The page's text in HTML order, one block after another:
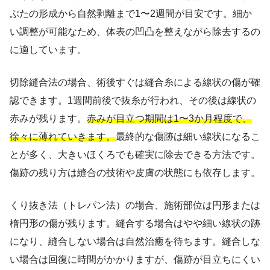
ぶたの形成から自然剥離まで1〜2週間が目安です。細か
い調整が可能なため、体表の凹凸を整えながら除去するの
に適しています。
切除縫合法の場合、術後すぐは縫合糸による線状の傷が確
認できます。1週間前後で抜糸が行われ、その後は線状の
赤みが残ります。 赤みが目立つ期間は1〜3か月程度で、
徐々に薄れていきます。最終的な傷跡は細い線状になるこ
とが多く、大きいほくろでも確実に除去できる方法です。
傷跡の残り方は縫合の技術や皮膚の状態にも依存します。
くり抜き法（トレパン法）の場合、施術部位は円形または
楕円形の傷が残ります。縫合する場合はやや細い線状の跡
になり、縫合しない場合は自然治癒を待ちます。縫合しな
い場合は回復に時間がかかりますが、傷跡が目立ちにくい